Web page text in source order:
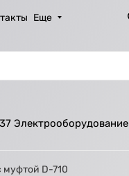
Еще
37 Электрооборудование
муфтой D-710